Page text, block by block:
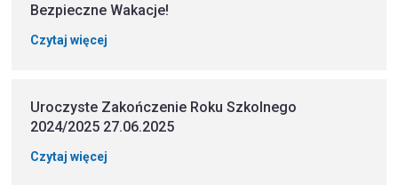
Bezpieczne Wakacje!
Czytaj więcej
Uroczyste Zakończenie Roku Szkolnego
2024/2025 27.06.2025
Czytaj więcej